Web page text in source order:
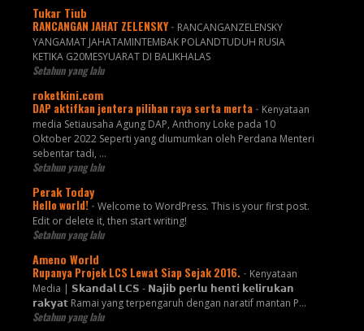
Tukar Tiub
RANCANGAN JAHAT ZELENSKY - RANCANGANZELENSKY
YANGAMAT JAHATAMINTEMBAK POLANDTUDUH RUSIA
KETIKA G20MESYUARAT DI BALIKHALAS
Setahun yang lalu
roketkini.com
DAP aktifkan jentera pilihan raya serta merta - Kenyataan
media Setiausaha Agung DAP, Anthony Loke pada 10
Oktober 2022 Seperti yang diumumkan oleh Perdana Menteri
sebentar tadi, …
Setahun yang lalu
Perak Today
Hello world!- Welcome to WordPress. This is your first post.
Edit or delete it, then start writing!
Setahun yang lalu
Ameno World
Rupanya Projek LCS Lewat Siap Sejak 2016. - Kenyataan
Media | 𝗦𝗸𝗮𝗻𝗱𝗮𝗹 𝗟𝗖𝗦 - 𝗡𝗮𝗷𝗶𝗯 𝗽𝗲𝗿𝗹𝘂 𝗵𝗲𝗻𝘁𝗶 𝗸𝗲𝗹𝗶𝗿𝘂𝗸𝗮𝗻
𝗿𝗮𝗸𝘆𝗮𝘁 Ramai yang terpengaruh dengan naratif mantan P...
Setahun yang lalu